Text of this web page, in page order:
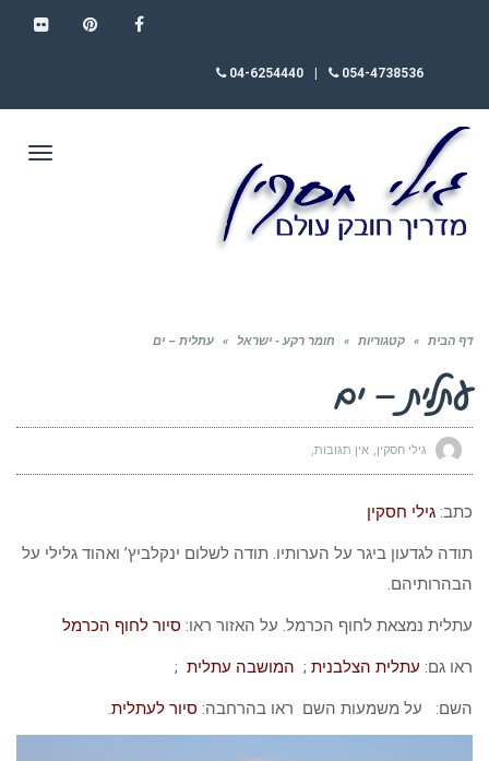
054-4738536
04-6254440
דף הבית » קטגוריות » חומר רקע - ישראל » עתלית – ים
עתלית – ים
גילי חסקין אין תגובות
כתב: גילי חסקין
תודה לגדעון ביגר על הערותיו. תודה לשלום ינקלביץ’ ואהוד גלילי על
הבהרותיהם.
עתלית נמצאת לחוף הכרמל. על האזור ראו: סיור לחוף הכרמל
ראו גם: עתלית הצלבנית ; המושבה עתלית ;
השם: על משמעות השם ראו בהרחבה: סיור לעתלית.